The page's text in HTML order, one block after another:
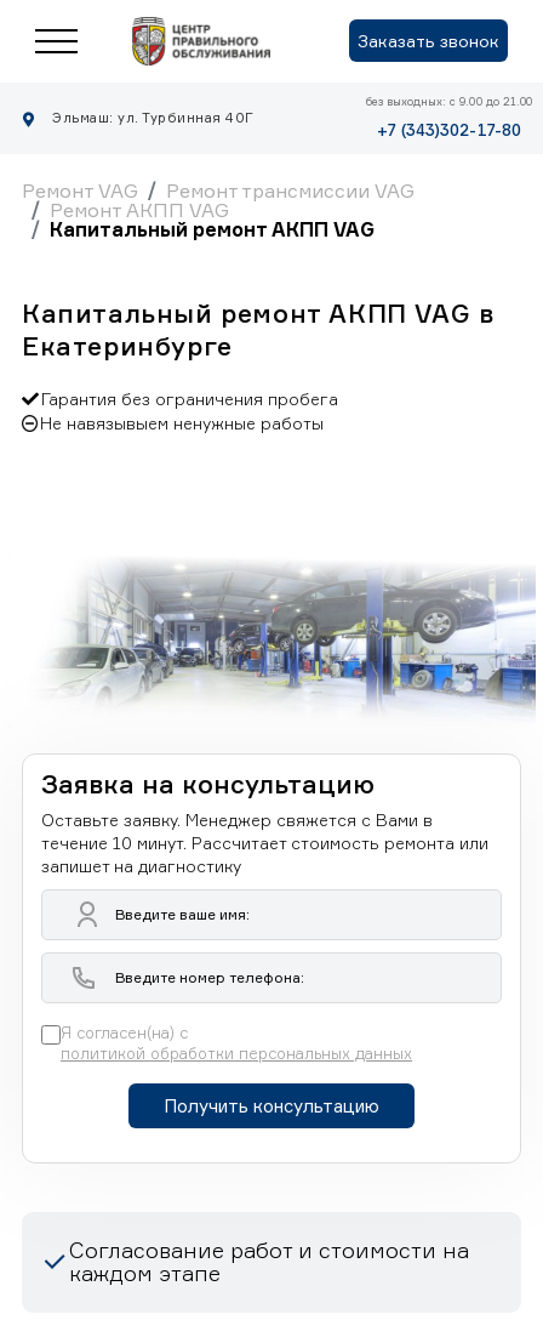
Заказать звонок
Эльмаш: ул. Турбинная 40Г
без выходных: с 9.00 до 21.00
+7 (343)302-17-80
Ремонт VAG
Ремонт трансмиссии VAG
Ремонт АКПП VAG
Капитальный ремонт АКПП VAG
Капитальный ремонт АКПП VAG в
Екатеринбурге
Гарантия без ограничения пробега
Не навязывыем ненужные работы
Заявка на консультацию
Оставьте заявку. Менеджер свяжется с Вами в
течение 10 минут. Рассчитает стоимость ремонта или
запишет на диагностику
Я согласен(на) с
политикой обработки персональных данных
Получить консультацию
Согласование работ и стоимости на
каждом этапе